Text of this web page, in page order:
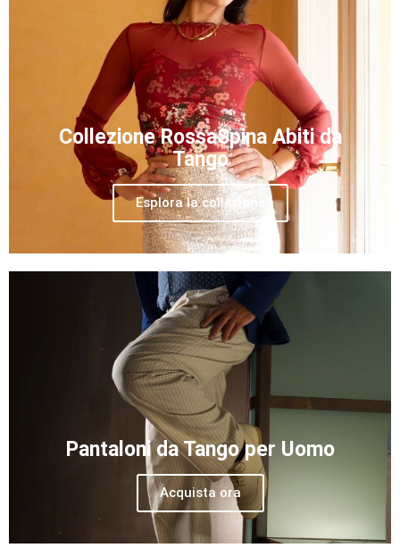
Collezione RossaSpina Abiti da
Tango
Esplora la collezione
Pantaloni da Tango per Uomo
Acquista ora